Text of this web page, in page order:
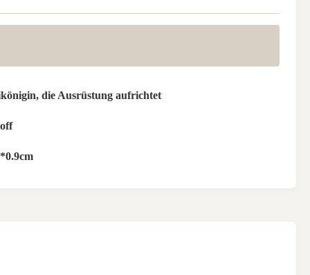
die Ausrüstung aufrichtet